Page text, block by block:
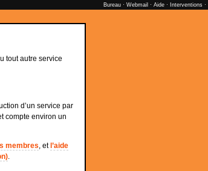
Bureau · Webmail · Aide · Interventions ·
tout autre service
d’un service par
compte environ un
membres, et l’aide
.